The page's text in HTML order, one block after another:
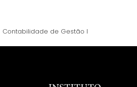
Contabilidade de Gestão I